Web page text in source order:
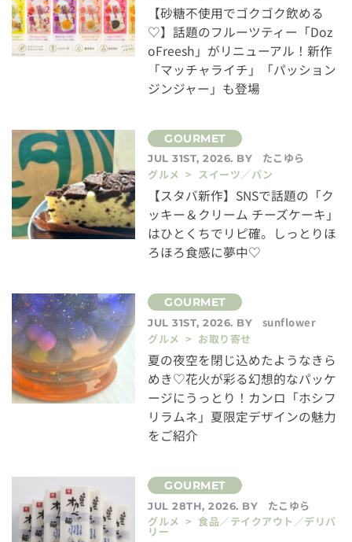
【砂糖不使用でゴクゴク飲める
♡】話題のフルーツティー「Doz
oFreesh」がリニューアル！新作
「マッチャライチ」「パッション
ジンジャー」も登場
JUL 31ST, 2026. BY
たこゆら
グルメ > スイーツ／パン
【スタバ新作】SNSで話題の「ク
ッキー＆クリーム チーズケーキ」
はひとくちでリピ確。しっとりほ
ろほろ食感に夢中♡
JUL 31ST, 2026. BY
sunflower
グルメ > お取り寄せ
夏の夜空を閉じ込めたようなきら
めき♡花火が彩る幻想的なパッケ
ージにうっとり！カンロ「ホシフ
リラムネ」夏限定デザインの魅力
をご紹介
JUL 28TH, 2026. BY
たこゆら
グルメ > 食品／テイクアウト／デリバ
リー